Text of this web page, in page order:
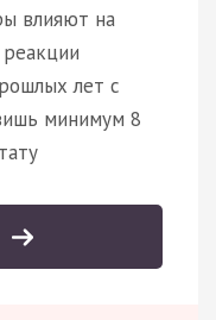
влияют на
лет с
минимум 8